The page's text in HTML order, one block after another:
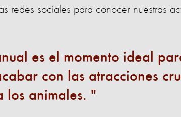
redes sociales para conocer nuestras
es el momento ideal
con las atracciones
los animales.